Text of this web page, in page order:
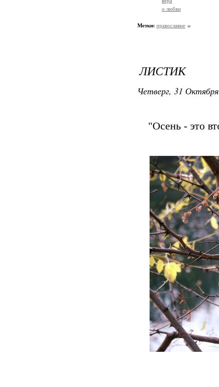
о любви
Метки: православие
ЛИСТИК
Четверг, 31
"Осень - это